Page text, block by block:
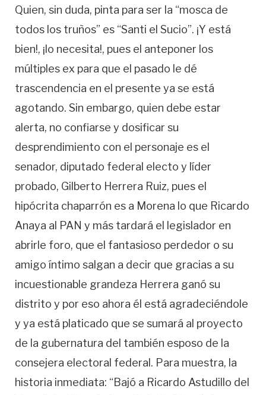
Quien, sin duda, pinta para ser la “mosca de
todos los truños” es “Santi el Sucio”. ¡Y está
bien!, ¡lo necesita!, pues el anteponer los
múltiples ex para que el pasado le dé
trascendencia en el presente ya se está
agotando. Sin embargo, quien debe estar
alerta, no confiarse y dosificar su
desprendimiento con el personaje es el
senador, diputado federal electo y líder
probado, Gilberto Herrera Ruiz, pues el
hipócrita chaparrón es a Morena lo que Ricardo
Anaya al PAN y más tardará el legislador en
abrirle foro, que el fantasioso perdedor o su
amigo íntimo salgan a decir que gracias a su
incuestionable grandeza Herrera ganó su
distrito y por eso ahora él está agradeciéndole
y ya está platicado que se sumará al proyecto
de la gubernatura del también esposo de la
consejera electoral federal. Para muestra, la
historia inmediata: “Bajó a Ricardo Astudillo del